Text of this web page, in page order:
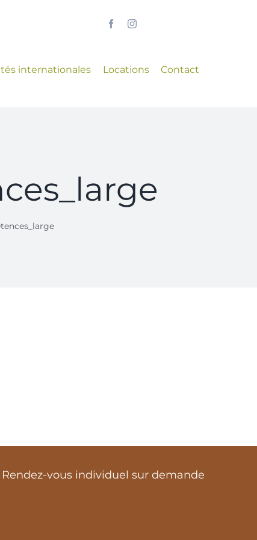
internationales Locations Contact
Rendez-vous individuel sur demande